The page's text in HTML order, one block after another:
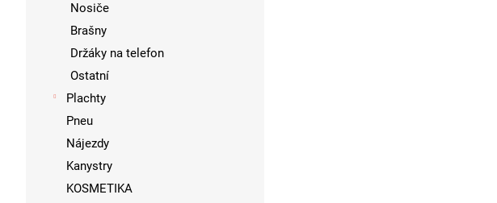
Nosiče
Brašny
Držáky na telefon
Ostatní
Plachty
Pneu
Nájezdy
Kanystry
KOSMETIKA